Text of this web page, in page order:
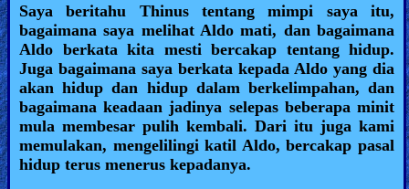
Saya beritahu Thinus tentang mimpi saya itu,
bagaimana saya melihat Aldo mati, dan bagaimana
Aldo berkata kita mesti bercakap tentang hidup.
Juga bagaimana saya berkata kepada Aldo yang dia
akan hidup dan hidup dalam berkelimpahan, dan
bagaimana keadaan jadinya selepas beberapa minit
mula membesar pulih kembali. Dari itu juga kami
memulakan, mengelilingi katil Aldo, bercakap pasal
hidup terus menerus kepadanya.